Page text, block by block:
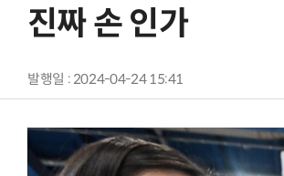
진짜 손 인가
발행일 : 2024-04-24 15:41